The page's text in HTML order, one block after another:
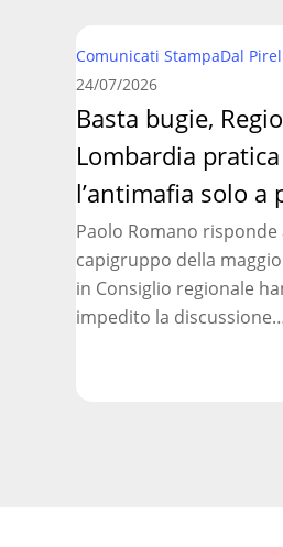
Comunicati StampaDal
bugie,
Regione
Lombardia
pratica
l’antimafia
solo
a
parole
24/07/2026
Basta bugie,
Lombardia pratica
l’antimafia solo a
Paolo Romano risponde
capigruppo della
in Consiglio regionale
impedito la